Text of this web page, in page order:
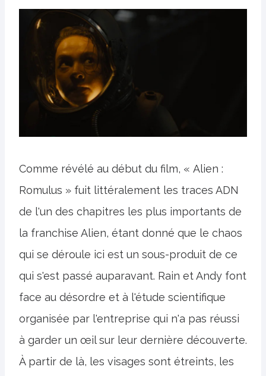
Comme révélé au début du film, « Alien :
Romulus » fuit littéralement les traces ADN
de l'un des chapitres les plus importants de
la franchise Alien, étant donné que le chaos
qui se déroule ici est un sous-produit de ce
qui s'est passé auparavant. Rain et Andy font
face au désordre et à l'étude scientifique
organisée par l'entreprise qui n'a pas réussi
à garder un œil sur leur dernière découverte.
À partir de là, les visages sont étreints, les